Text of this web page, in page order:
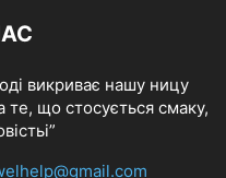
викриває нашу ницу
те, що стосується смаку,